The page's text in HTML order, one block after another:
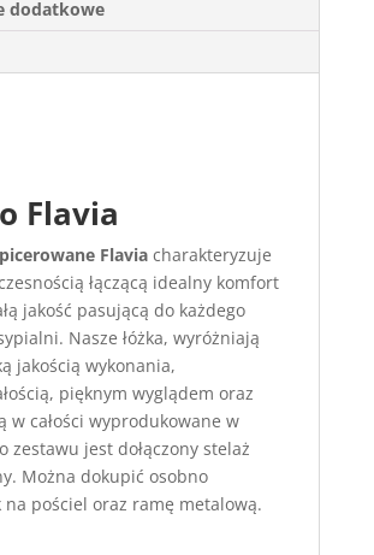
dodatkowe
Flavia
Flavia charakteryzuje
łączącą idealny komfort
jakość pasującą do każdego
Nasze łóżka, wyróżniają
jakością wykonania,
pięknym wyglądem oraz
w całości wyprodukowane w
zestawu jest dołączony stelaż
Można dokupić osobno
na pościel oraz ramę metalową.